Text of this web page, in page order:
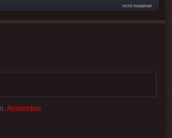
nicht moderiert
Anmelden